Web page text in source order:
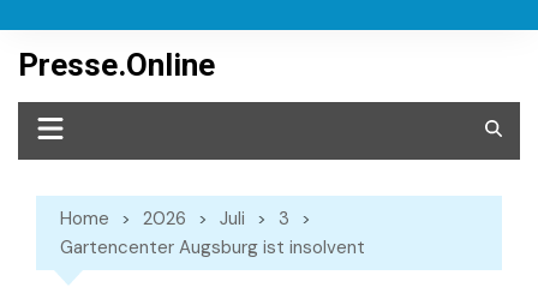
content
Presse.Online
Home 2026 Juli
3
Gartencenter Augsburg ist insolvent